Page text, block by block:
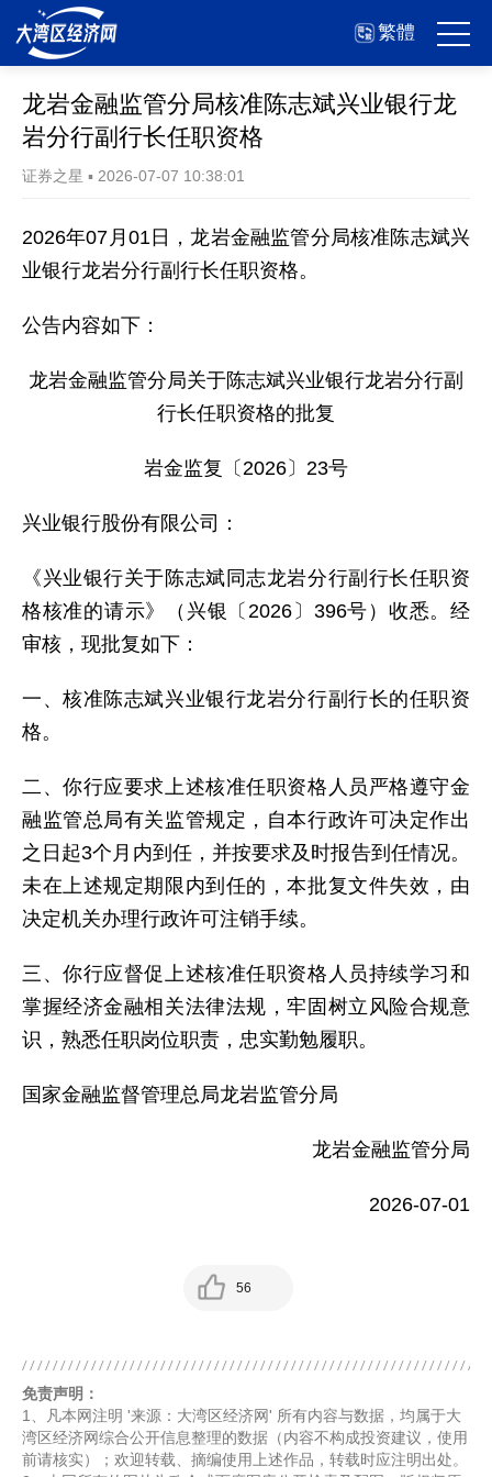
繁體
龙岩金融监管分局核准陈志斌兴业银行龙
岩分行副行长任职资格
证券之星 ▪ 2026-07-07 10:38:01
2026年07月01日，龙岩金融监管分局核准陈志斌兴
业银行龙岩分行副行长任职资格。
公告内容如下：
龙岩金融监管分局关于陈志斌兴业银行龙岩分行副
行长任职资格的批复
岩金监复〔2026〕23号
兴业银行股份有限公司：
《兴业银行关于陈志斌同志龙岩分行副行长任职资
格核准的请示》（兴银〔2026〕396号）收悉。经
审核，现批复如下：
一、核准陈志斌兴业银行龙岩分行副行长的任职资
格。
二、你行应要求上述核准任职资格人员严格遵守金
融监管总局有关监管规定，自本行政许可决定作出
之日起3个月内到任，并按要求及时报告到任情况。
未在上述规定期限内到任的，本批复文件失效，由
决定机关办理行政许可注销手续。
三、你行应督促上述核准任职资格人员持续学习和
掌握经济金融相关法律法规，牢固树立风险合规意
识，熟悉任职岗位职责，忠实勤勉履职。
国家金融监督管理总局龙岩监管分局
龙岩金融监管分局
2026-07-01
56
免责声明：
1、凡本网注明 '来源：大湾区经济网' 所有内容与数据，均属于大
湾区经济网综合公开信息整理的数据（内容不构成投资建议，使用
前请核实）；欢迎转载、摘编使用上述作品，转载时应注明出处。